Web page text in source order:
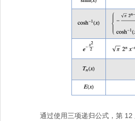
通过使用三项递归公式，第